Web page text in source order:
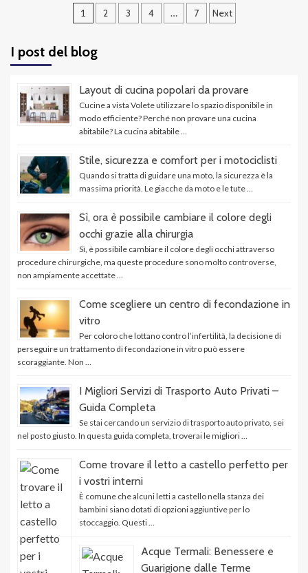
Navigazione
1 2 3 4 … 7 Next
I post del blog
Layout di cucina popolari da provare
Cucine a vista Volete utilizzare lo spazio disponibile in
modo efficiente? Perché non provare una cucina
abitabile? La cucina abitabile …
Stile, sicurezza e comfort per i motociclisti
Quando si tratta di guidare una moto, la sicurezza è la
massima priorità. Le giacche da moto e le tute …
Sì, ora è possibile cambiare il colore degli
occhi grazie alla chirurgia
Sì, è possibile cambiare il colore degli occhi attraverso
procedure chirurgiche, ma queste procedure sono molto controverse,
non ampiamente accettate …
Come scegliere un centro di fecondazione in
vitro
Per coloro che lottano contro l’infertilità, la decisione di
perseguire un trattamento di fecondazione in vitro può essere
scoraggiante. Non …
I Migliori Servizi di Trasporto Auto Privati –
Guida Completa
Se stai cercando un servizio di trasporto auto privato, sei
nel posto giusto. In questa guida completa, troverai le migliori …
Come trovare il letto a castello perfetto per
i vostri interni
È comune che alcuni letti a castello nella stanza dei
bambini siano dotati di opzioni aggiuntive per lo
stoccaggio. Questi …
Acque Termali: Benessere e
Guarigione dalle Terme